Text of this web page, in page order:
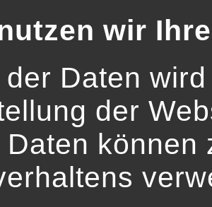
wir
der Daten
der
können